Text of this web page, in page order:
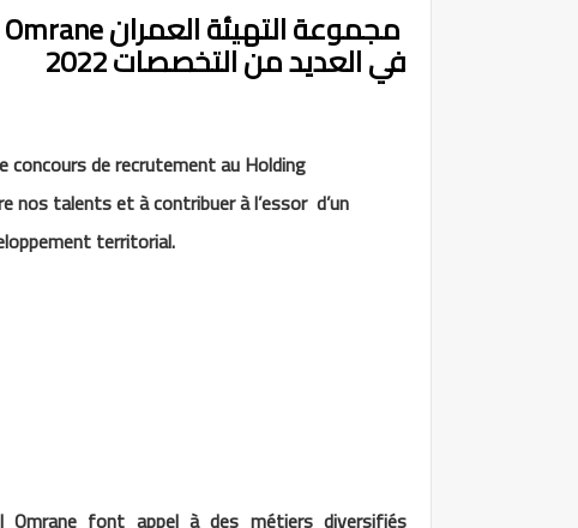
في العديد من التخصصات 2022
concours de recrutement au Holding
nos talents et à contribuer à l’essor d’un
territorial.
Omrane font appel à des métiers diversifiés